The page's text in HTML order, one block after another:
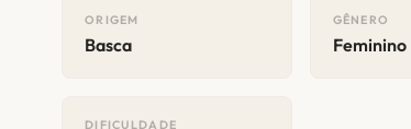
ORIGEM
Basca
GÊNERO
Feminino
DIFICULDADE